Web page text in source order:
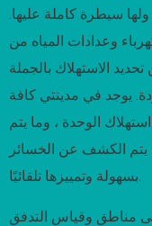
سيطرة كاملة عليها.
وعدادات المياه من
الاستهلاك بالجملة
يوجد في مدينتي كافة
الوحدة ، وما يتم
يتم الكشف عن الخسائر
بسهولة وتمييزها تلقائيًا.
مناطق وقياس التدفق